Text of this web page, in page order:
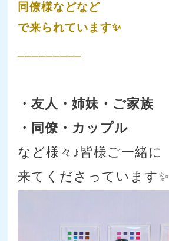
同僚様などなど
で来られています✨
・友人・姉妹・ご家族
・同僚・カップル
など様々♪皆様ご一緒に
来てくださっています✨